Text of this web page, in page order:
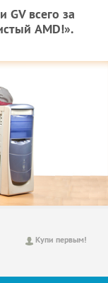
всего за
AMD!».
Купи первым!